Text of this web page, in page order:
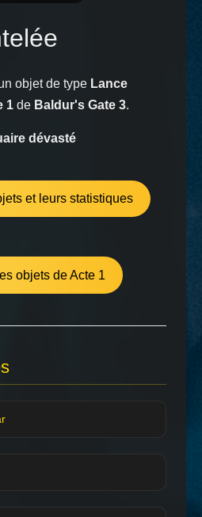
objet de type Lance
1 de Baldur's Gate 3.
dévasté
et leurs statistiques
objets de Acte 1